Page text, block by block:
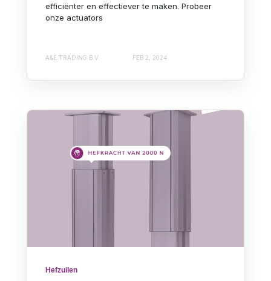
efficiënter en effectiever te maken. Probeer
onze actuators
A&E TRADING B.V. FEB 2, 2024
Hefzuilen